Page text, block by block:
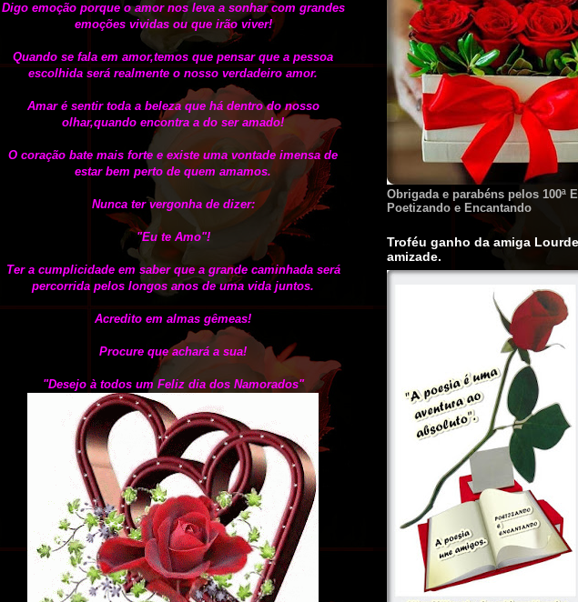
Digo emoção porque o amor nos leva a sonhar com grandes
emoções vividas ou que irão viver!
Quando se fala em amor,temos que pensar que a pessoa
escolhida será realmente o nosso verdadeiro amor.
Amar é sentir toda a beleza que há dentro do nosso
olhar,quando encontra a do ser amado!
O coração bate mais forte e existe uma vontade imensa de
estar bem perto de quem amamos.
Nunca ter vergonha de dizer:
"Eu te Amo"!
Ter a cumplicidade em saber que a grande caminhada será
percorrida pelos longos anos de uma vida juntos.
Acredito em almas gêmeas!
Procure que achará a sua!
"Desejo à todos um Feliz dia dos Namorados"
Obrigada e parabéns pelos 100ª
Poetizando e Encantando
Troféu ganho da amiga
amizade.